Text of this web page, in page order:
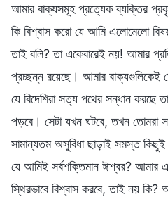
আমার বাক্যসমূহ প্রত্যেক ব্যক্তির
কি বিশ্বাস করো যে আমি এলোমেলো বিষয়
তাই বলি? তা একেবারেই নয়! আমার
প্রচ্ছন্ন রয়েছে। আমার বাক্যগুলিকেই
যে বিদেশিরা সত্য পথের সন্ধান করছে
পড়বে। সেটা যখন ঘটবে, তখন তোমরা
সামান্যতম অসুবিধা ছাড়াই সমস্ত
যে আমিই সর্বশক্তিমান ঈশ্বর? আমার
স্থিরভাবে বিশ্বাস করবে, তাই নয় কি?